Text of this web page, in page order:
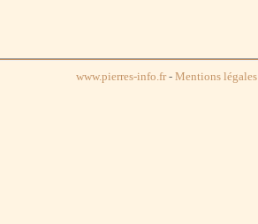
www.pierres-info.fr- Mentions légales